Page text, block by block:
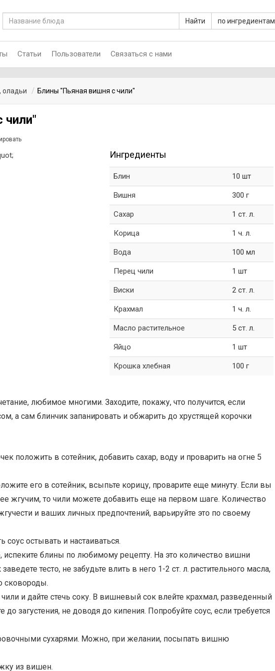
Найти по ингредиентам
Статьи Пользователи Связаться с нами
оладьи Блины "Пьяная вишня с чили"
чили"
Ингредиенты
Блин 10 шт
Вишня 300 г
Сахар 1 ст. л.
Корица 1 ч. л.
Вода 100 мл
Перец чили 1 шт
Виски 2 ст. л.
Крахмал 1 ч. л.
Масло растительное 5 ст. л.
Яйцо 1 шт
Крошка хлебная 100 г
любимое многими. Заходите, покажу, что получится, если
а сам блинчик запанировать и обжарить до хрустящей корочки
положить в сотейник, добавить сахар, воду и проварить на огне 5
его в сотейник, всыпьте корицу, проварите еще минуту. Если вы
жгучим, то чили можете добавить еще на первом шаге. Количество
и ваших личных предпочтений, варьируйте это по своему
соус остывать и настаиваться.
испеките блины по любимому рецепту. На это количество вишни
тесто, не забудьте влить в него 1-2 ст. л. растительного масла,
сковороды.
и дайте стечь соку. В вишневый сок влейте крахмал, разведенный
до загустения, не доводя до кипения. Попробуйте соус, если требуется
сухарями. Можно, при желании, посыпать вишню
из вишен.